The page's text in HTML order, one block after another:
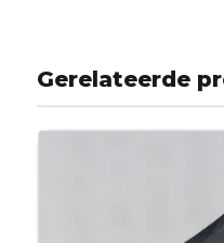
Gerelateerde